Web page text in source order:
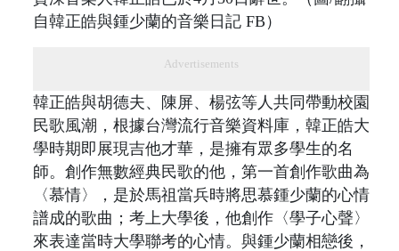
自韓正皓與鍾少蘭的音樂日記 FB）
Advertisements
韓正皓與胡德夫、陳屏、楊弦等人共同帶動校園
民歌風潮，根據台灣流行音樂資料庫，韓正皓大
學時期即展現吉他才華，是擁有眾多學生的名
師。創作無數經典民歌的他，第一首創作歌曲為
〈慕情〉，是於馬祖當兵時將思慕鍾少蘭的心情
譜成的歌曲；考上大學後，他創作〈學子心聲〉
來表達當時大學聯考的心情。與鍾少蘭相戀後，